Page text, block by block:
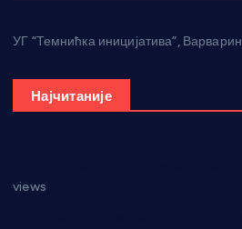
УГ “Темнићка иницијатива”, Варварин
Најчитаније
views